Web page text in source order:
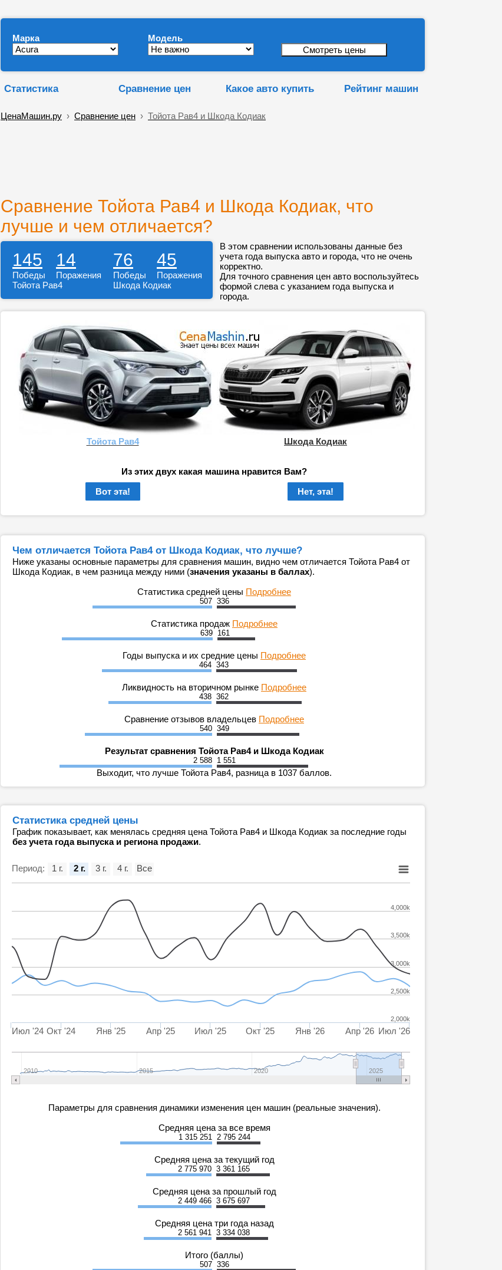
Марка Модель
Статистика Сравнение цен Какое авто купить Рейтинг машин
ЦенаМашин.ру › Сравнение цен › Тойота Рав4 и Шкода Кодиак
Сравнение Тойота Рав4 и Шкода Кодиак, что
лучше и чем отличается?
145 14 76 45
Победы Поражения Победы
Поражения
Тойота Рав4
Шкода Кодиак
В этом сравнении использованы данные без
учета года выпуска авто и города, что не очень
корректно.
Для точного сравнения цен авто воспользуйтесь
формой слева с указанием года выпуска и
города.
Тойота Рав4 Шкода Кодиак
Из этих двух какая машина нравится Вам?
Вот эта!
Нет, эта!
Чем отличается Тойота Рав4 от Шкода Кодиак, что лучше?
Ниже указаны основные параметры для сравнения машин, видно чем отличается Тойота Рав4 от
Шкода Кодиак, в чем разница между ними (значения указаны в баллах).
Статистика средней цены Подробнее
507 336
Статистика продаж Подробнее
639 161
Годы выпуска и их средние цены Подробнее
464 343
Ликвидность на вторичном рынке Подробнее
438 362
Сравнение отзывов владельцев Подробнее
540 349
Результат сравнения Тойота Рав4 и Шкода Кодиак
2 588 1 551
Выходит, что лучше Тойота Рав4, разница в 1037 баллов.
Статистика средней цены
График показывает, как менялась средняя цена Тойота Рав4 и Шкода Кодиак за последние годы
без учета года выпуска и региона продажи.
Период:
Июл '24 Окт '24 Янв '25 Апр '25 Июл '25 Окт '25 Янв '26 Апр '26 Июл '26
2010 2015 2020 2025
2,000k
2,500k
3,000k
3,500k
4,000k
1 г. 2 г. 3 г. 4 г. Все
Параметры для сравнения динамики изменения цен машин (реальные значения).
Средняя цена за все время
1 315 251 2 795 244
Средняя цена за текущий год
2 775 970 3 361 165
Средняя цена за прошлый год
2 449 466 3 675 697
Средняя цена три года назад
2 561 941 3 334 038
Итого (баллы)
507 336